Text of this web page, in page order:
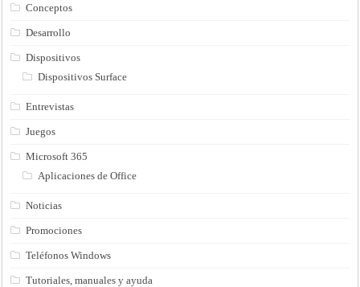
Conceptos
Desarrollo
Dispositivos
Dispositivos Surface
Entrevistas
Juegos
Microsoft 365
Aplicaciones de Office
Noticias
Promociones
Teléfonos Windows
Tutoriales, manuales y ayuda